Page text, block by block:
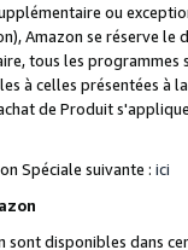
ou
Amazon se réserve
tous les
à celles présentées à
de Produit
Spéciale suivante : ici
sont disponibles dans